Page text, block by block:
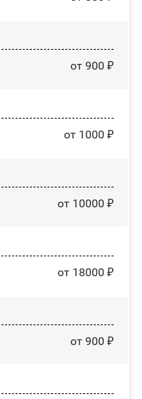
от 900 ₽
от 1000 ₽
от 10000 ₽
от 18000 ₽
от 900 ₽